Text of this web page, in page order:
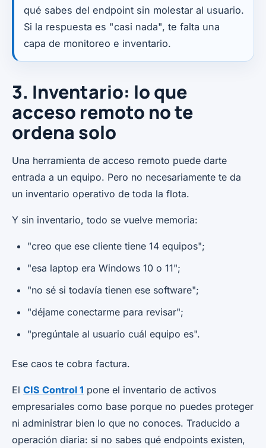
qué sabes del endpoint sin molestar al usuario.
Si la respuesta es "casi nada", te falta una
capa de monitoreo e inventario.
3. Inventario: lo que
acceso remoto no te
ordena solo
Una herramienta de acceso remoto puede darte
entrada a un equipo. Pero no necesariamente te da
un inventario operativo de toda la flota.
Y sin inventario, todo se vuelve memoria:
"creo que ese cliente tiene 14 equipos";
"esa laptop era Windows 10 o 11";
"no sé si todavía tienen ese software";
"déjame conectarme para revisar";
"pregúntale al usuario cuál equipo es".
Ese caos te cobra factura.
El CIS Control 1 pone el inventario de activos
empresariales como base porque no puedes proteger
ni administrar bien lo que no conoces. Traducido a
operación diaria: si no sabes qué endpoints existen,